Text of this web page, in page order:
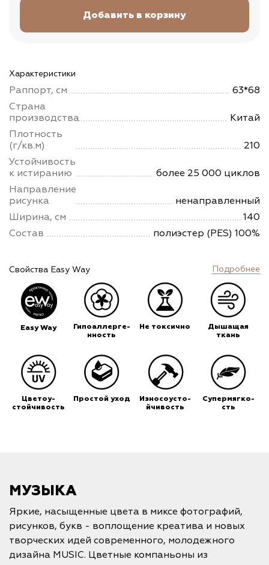
Характеристики
Раппорт, см
63*68
Страна
производства
Китай
Плотность
(г/кв.м)
210
Устойчивость
к истиранию
более 25 000 циклов
Направление
рисунка
ненаправленный
Ширина, см
140
Состав
полиэстер (PES) 100%
Свойства Easy Way Подробнее
Easy Way
Гипоаллерге-
нность
Не токсично
Дышащая
ткань
Цветоу-
стойчивость
Простой уход
Износоусто-
йчивость
Супермягко-
сть
МУЗЫКА
Яркие, насыщенные цвета в миксе фотографий,
рисунков, букв - воплощение креатива и новых
творческих идей современного, молодежного
дизайна MUSIC. Цветные компаньоны из